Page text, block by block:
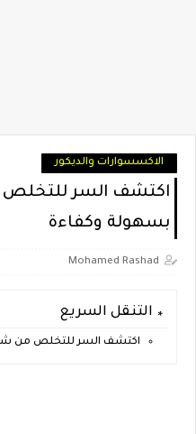
الاكسسوارات والديكور
اكتشف السر للتخلص
بسهولة وكفاءة
Mohamed Rashad
التنقل السريع
اكتشف السر للتخلص من